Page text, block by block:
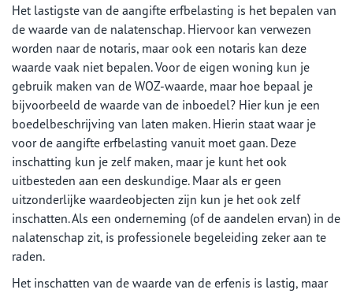
Het lastigste van de aangifte erfbelasting is het bepalen van
de waarde van de nalatenschap. Hiervoor kan verwezen
worden naar de notaris, maar ook een notaris kan deze
waarde vaak niet bepalen. Voor de eigen woning kun je
gebruik maken van de WOZ-waarde, maar hoe bepaal je
bijvoorbeeld de waarde van de inboedel? Hier kun je een
boedelbeschrijving van laten maken. Hierin staat waar je
voor de aangifte erfbelasting vanuit moet gaan. Deze
inschatting kun je zelf maken, maar je kunt het ook
uitbesteden aan een deskundige. Maar als er geen
uitzonderlijke waardeobjecten zijn kun je het ook zelf
inschatten. Als een onderneming (of de aandelen ervan) in de
nalatenschap zit, is professionele begeleiding zeker aan te
raden.
Het inschatten van de waarde van de erfenis is lastig, maar